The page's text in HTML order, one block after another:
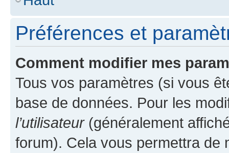
Préférences et
Comment modifier mes
Tous vos paramètres (si vous
base de données. Pour les
l’utilisateur(généralement
forum). Cela vous permettra de